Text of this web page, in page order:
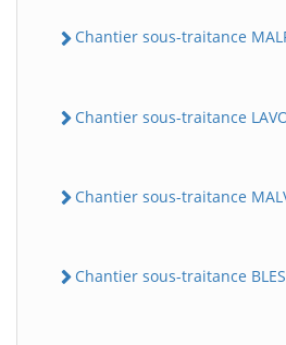
Chantier sous-traitance
Chantier sous-traitance
Chantier sous-traitance
Chantier sous-traitance